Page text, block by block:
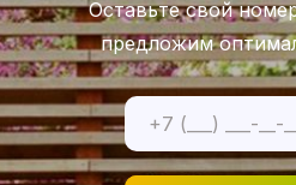
Оставьте свой
предложим